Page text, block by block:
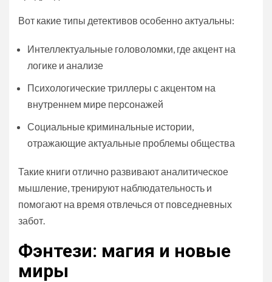
Вот какие типы детективов особенно актуальны:
Интеллектуальные головоломки, где акцент на
логике и анализе
Психологические триллеры с акцентом на
внутреннем мире персонажей
Социальные криминальные истории,
отражающие актуальные проблемы общества
Такие книги отлично развивают аналитическое
мышление, тренируют наблюдательность и
помогают на время отвлечься от повседневных
забот.
Фэнтези: магия и новые
миры